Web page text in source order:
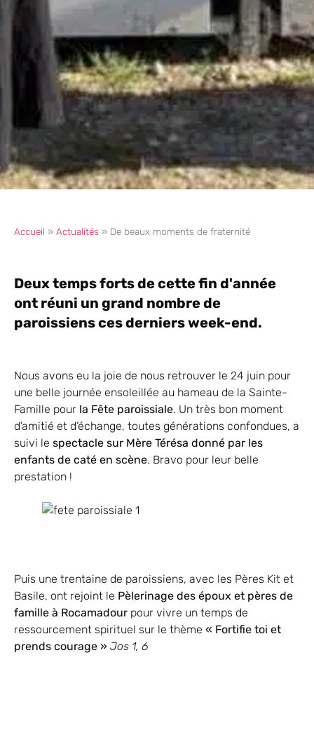
Accueil » Actualités » De beaux moments de fraternité
Deux temps forts de cette fin d'année
ont réuni un grand nombre de
paroissiens ces derniers week-end.
Nous avons eu la joie de nous retrouver le 24 juin pour
une belle journée ensoleillée au hameau de la Sainte-
Famille pour la Fête paroissiale. Un très bon moment
d’amitié et d’échange, toutes générations confondues, a
suivi le spectacle sur Mère Térésa donné par les
enfants de caté en scène. Bravo pour leur belle
prestation !
Puis une trentaine de paroissiens, avec les Pères Kit et
Basile, ont rejoint le Pèlerinage des époux et pères de
famille à Rocamadour pour vivre un temps de
ressourcement spirituel sur le thème « Fortifie toi et
prends courage » Jos 1, 6